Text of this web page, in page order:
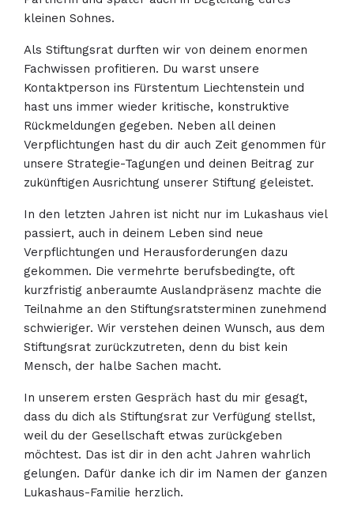
kleinen Sohnes.
Als Stiftungsrat durften wir von deinem enormen
Fachwissen profitieren. Du warst unsere
Kontaktperson ins Fürstentum Liechtenstein und
hast uns immer wieder kritische, konstruktive
Rückmeldungen gegeben. Neben all deinen
Verpflichtungen hast du dir auch Zeit genommen für
unsere Strategie-Tagungen und deinen Beitrag zur
zukünftigen Ausrichtung unserer Stiftung geleistet.
In den letzten Jahren ist nicht nur im Lukashaus viel
passiert, auch in deinem Leben sind neue
Verpflichtungen und Herausforderungen dazu
gekommen. Die vermehrte berufsbedingte, oft
kurzfristig anberaumte Auslandpräsenz machte die
Teilnahme an den Stiftungsratsterminen zunehmend
schwieriger. Wir verstehen deinen Wunsch, aus dem
Stiftungsrat zurückzutreten, denn du bist kein
Mensch, der halbe Sachen macht.
In unserem ersten Gespräch hast du mir gesagt,
dass du dich als Stiftungsrat zur Verfügung stellst,
weil du der Gesellschaft etwas zurückgeben
möchtest. Das ist dir in den acht Jahren wahrlich
gelungen. Dafür danke ich dir im Namen der ganzen
Lukashaus-Familie herzlich.